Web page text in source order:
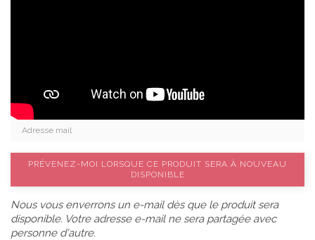
PRÉVENEZ-MOI LORSQUE CE PRODUIT SERA À NOUVEAU
DISPONIBLE
Nous vous enverrons un e-mail dès que le produit sera
disponible. Votre adresse e-mail ne sera partagée avec
personne d'autre.